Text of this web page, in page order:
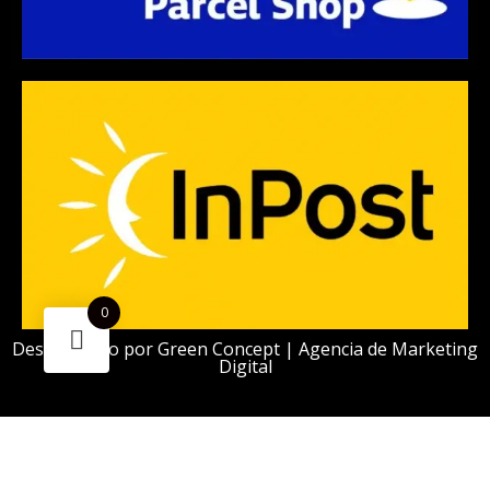
Desarrollado porGreen Concept | Agencia de Marketing
Digital
0